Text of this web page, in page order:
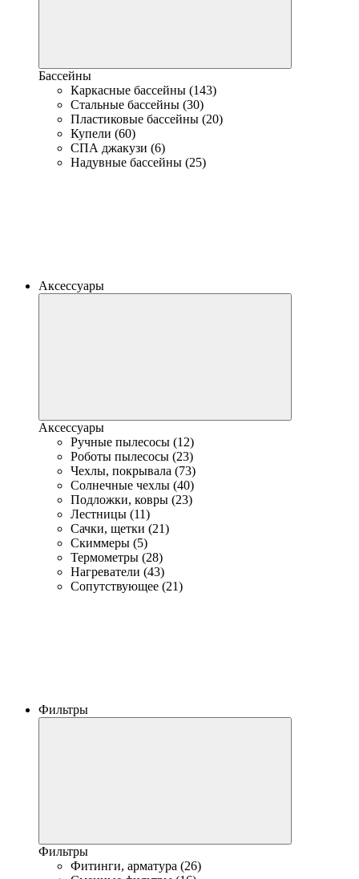
Бассейны
Каркасные бассейны (143)
Стальные бассейны (30)
Пластиковые бассейны (20)
Купели (60)
СПА джакузи (6)
Надувные бассейны (25)
Аксессуары
Аксессуары
Ручные пылесосы (12)
Роботы пылесосы (23)
Чехлы, покрывала (73)
Солнечные чехлы (40)
Подложки, ковры (23)
Лестницы (11)
Сачки, щетки (21)
Скиммеры (5)
Термометры (28)
Нагреватели (43)
Сопутствующее (21)
Фильтры
Фильтры
Фитинги, арматура (26)